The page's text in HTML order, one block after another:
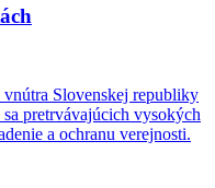
Slovenskej republiky
pretrvávajúcich vysokých
a ochranu verejnosti.